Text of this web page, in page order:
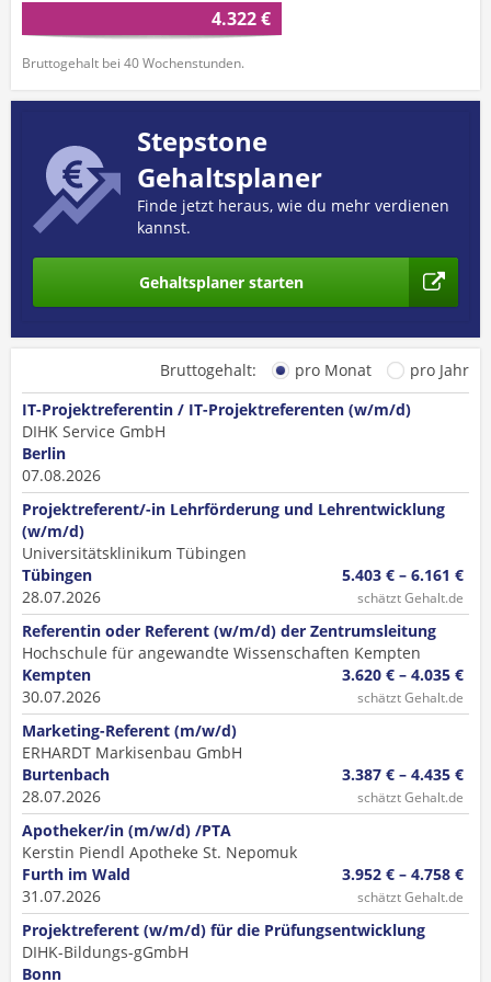
4.322 €
Bruttogehalt bei 40 Wochenstunden.
Stepstone
Gehaltsplaner
Finde jetzt heraus, wie du mehr verdienen
kannst.
Gehaltsplaner starten
Bruttogehalt: pro Monat
pro Jahr
IT-Projektreferentin / IT-Projektreferenten (w/m/d)
DIHK Service GmbH
Berlin
07.08.2026
Projektreferent/-in Lehrförderung und Lehrentwicklung
(w/m/d)
Universitätsklinikum Tübingen
Tübingen
28.07.2026
5.403 € – 6.161 €
schätzt Gehalt.de
Referentin oder Referent (w/m/d) der Zentrumsleitung
Hochschule für angewandte Wissenschaften Kempten
Kempten
30.07.2026
3.620 € – 4.035 €
schätzt Gehalt.de
Marketing-Referent (m/w/d)
ERHARDT Markisenbau GmbH
Burtenbach
28.07.2026
3.387 € – 4.435 €
schätzt Gehalt.de
Apotheker/in (m/w/d) /PTA
Kerstin Piendl Apotheke St. Nepomuk
Furth im Wald
31.07.2026
3.952 € – 4.758 €
schätzt Gehalt.de
Projektreferent (w/m/d) für die Prüfungsentwicklung
DIHK-Bildungs-gGmbH
Bonn